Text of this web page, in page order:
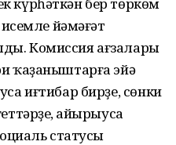
исемле йәмәғәт
Комиссия ағзалары
ҡаҙаныштарға эйә
иғтибар бирҙе, сөнки
айырыуса
статусы